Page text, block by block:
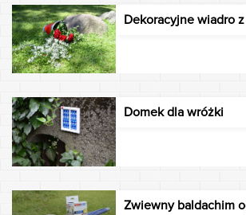
Dekoracyjne wiadro
Domek dla wróżki
Zwiewny baldachim